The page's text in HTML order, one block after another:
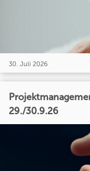
30. Juli 2026
29./30.9.26